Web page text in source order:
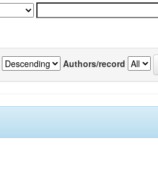
Authors/record